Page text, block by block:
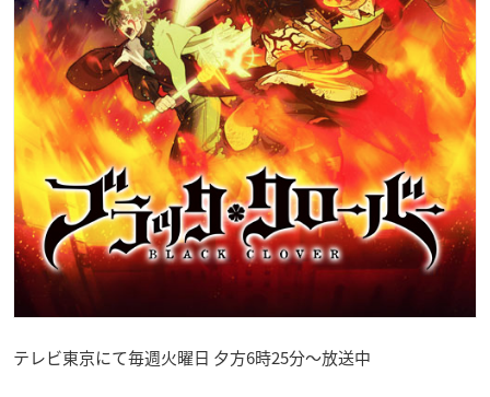
テレビ東京にて毎週火曜日 夕方6時25分〜放送中